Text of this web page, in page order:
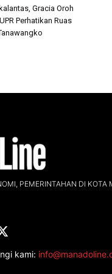
Gracia Oroh
Perhatikan Ruas
PEMERINTAHAN DI KOTA
kami: